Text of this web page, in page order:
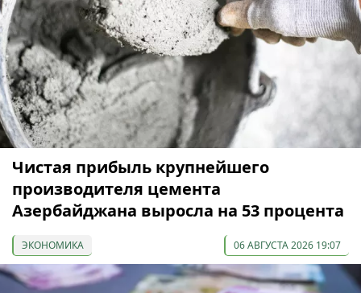
Чистая прибыль крупнейшего
производителя цемента
Азербайджана выросла на 53 процента
ЭКОНОМИКА 06 АВГУСТА 2026 19:07